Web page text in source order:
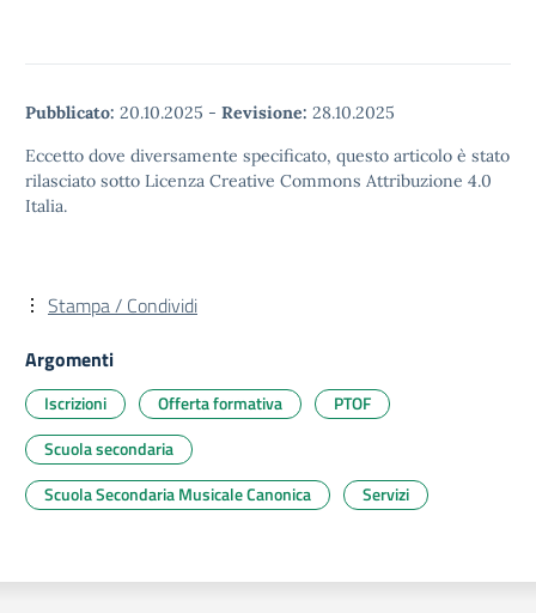
Pubblicato: 20.10.2025 - Revisione: 28.10.2025
Eccetto dove diversamente specificato, questo articolo è stato
rilasciato sotto Licenza Creative Commons Attribuzione 4.0
Italia.
Stampa / Condividi
Argomenti
Iscrizioni Offerta formativa
PTOF
Scuola secondaria
Scuola Secondaria Musicale Canonica
Servizi